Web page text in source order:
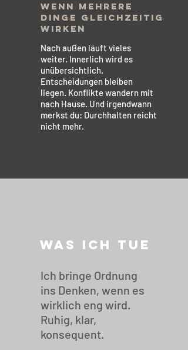
Wenn mehrere
Dinge gleichzeitig
wirken
Nach außen läuft vieles
weiter. Innerlich wird es
unübersichtlich.
Entscheidungen bleiben
liegen. Konflikte wandern mit
nach Hause. Und irgendwann
merkst du: Durchhalten reicht
nicht mehr.
WAS ICH TUE
Ich bringe Ordnung
ins Denken, wenn es
wirklich eng wird.
Ruhig, klar,
konsequent.